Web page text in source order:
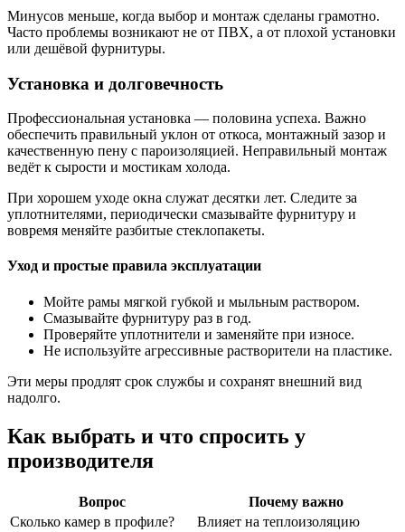
Минусов меньше, когда выбор и монтаж сделаны грамотно.
Часто проблемы возникают не от ПВХ, а от плохой установки
или дешёвой фурнитуры.
Установка и долговечность
Профессиональная установка — половина успеха. Важно
обеспечить правильный уклон от откоса, монтажный зазор и
качественную пену с пароизоляцией. Неправильный монтаж
ведёт к сырости и мостикам холода.
При хорошем уходе окна служат десятки лет. Следите за
уплотнителями, периодически смазывайте фурнитуру и
вовремя меняйте разбитые стеклопакеты.
Уход и простые правила эксплуатации
Мойте рамы мягкой губкой и мыльным раствором.
Смазывайте фурнитуру раз в год.
Проверяйте уплотнители и заменяйте при износе.
Не используйте агрессивные растворители на пластике.
Эти меры продлят срок службы и сохранят внешний вид
надолго.
Как выбрать и что спросить у
производителя
Вопрос
Почему важно
Сколько камер в профиле?
Влияет на теплоизоляцию